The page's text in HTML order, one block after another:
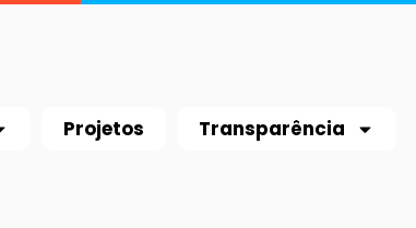
Projetos Transparência